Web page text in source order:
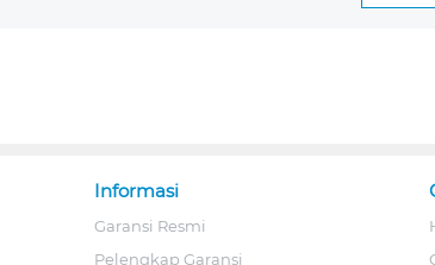
Informasi
Garansi Resmi
Pelengkap Garansi